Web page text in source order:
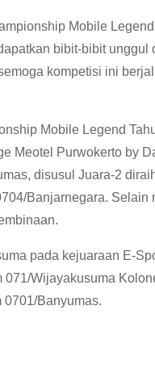
Mobile
bibit-bibit
kompetisi ini
Mobile Legend
Meotel Purwokerto by
disusul Juara-2
Banjarnegara. Selain
pada kejuaraan E-
Wijayakusuma
0701/Banyumas.